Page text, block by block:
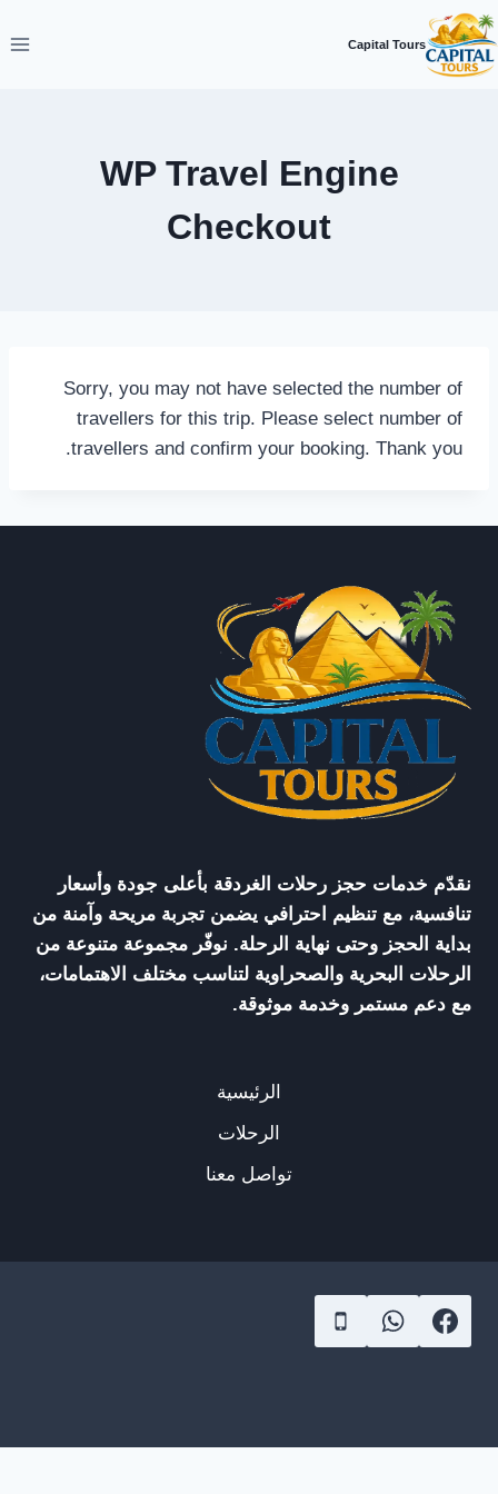
التجاوز
إلى
المحتوى
Capital Tours
WP Travel Engine
Checkout
Sorry, you may not have selected the number of
travellers for this trip. Please select number of
travellers and confirm your booking. Thank you.
نقدّم خدمات حجز رحلات الغردقة بأعلى جودة وأسعار
تنافسية، مع تنظيم احترافي يضمن تجربة مريحة وآمنة من
بداية الحجز وحتى نهاية الرحلة. نوفّر مجموعة متنوعة من
الرحلات البحرية والصحراوية لتناسب مختلف الاهتمامات،
مع دعم مستمر وخدمة موثوقة.
الرئيسية
الرحلات
تواصل معنا